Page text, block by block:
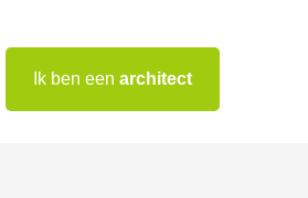
Ik ben een architect